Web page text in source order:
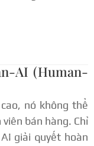
AI (Human-
nó không thể
bán hàng. Chỉ
giải quyết hoàn